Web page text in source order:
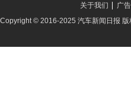
广
关于我们
Copyright © 2016-2025 汽车新闻日报